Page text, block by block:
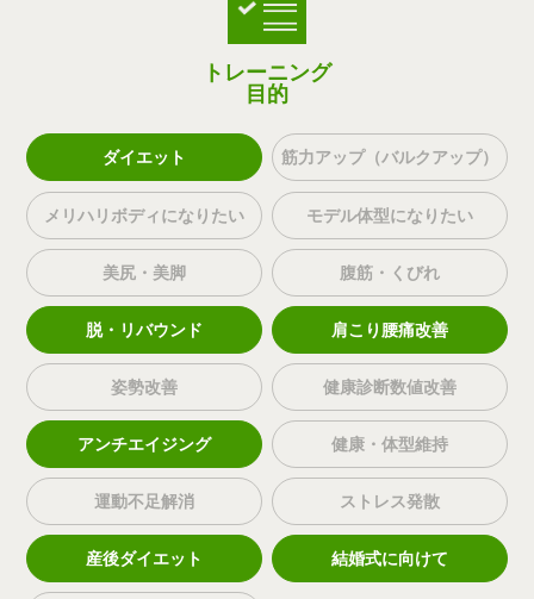
トレーニング
目的
ダイエット 筋力アップ（バルクアップ）
メリハリボディになりたい モデル体型になりたい
美尻・美脚 腹筋・くびれ
脱・リバウンド 肩こり腰痛改善
姿勢改善 健康診断数値改善
アンチエイジング 健康・体型維持
運動不足解消 ストレス発散
産後ダイエット 結婚式に向けて